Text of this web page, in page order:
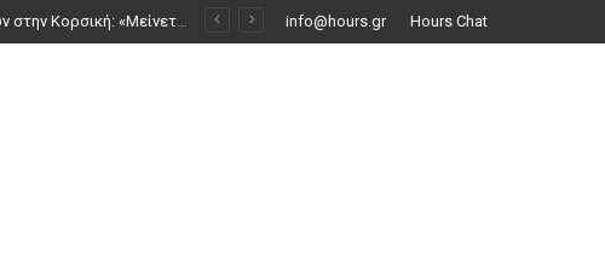
Μόργκαν Φρίμαν: Αν σε πληρώσουν καλά για μία παραγωγή, τότε παραβλέπεις κάποιες από τις αδυναμίες του σεναρίου info@hours.gr Hours Chat